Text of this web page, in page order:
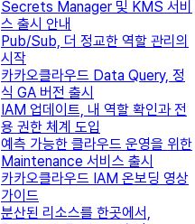
Secrets Manager 및 KMS 서비
스 출시 안내
Pub/Sub, 더 정교한 역할 관리의
시작
카카오클라우드 Data Query, 정
식 GA 버전 출시
IAM 업데이트, 내 역할 확인과 전
용 권한 체계 도입
예측 가능한 클라우드 운영을 위한
Maintenance 서비스 출시
카카오클라우드 IAM 온보딩 영상
가이드
분산된 리소스를 한곳에서,